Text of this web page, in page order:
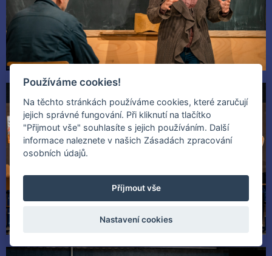
Používáme cookies!
Na těchto stránkách používáme cookies, které zaručují
jejich správné fungování. Při kliknutí na tlačítko
"Přijmout vše" souhlasíte s jejich používáním. Další
informace naleznete v našich Zásadách zpracování
osobních údajů.
Příjmout vše
Nastavení cookies